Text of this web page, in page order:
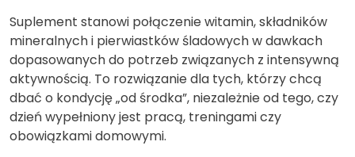
Suplement stanowi połączenie witamin, składników
mineralnych i pierwiastków śladowych w dawkach
dopasowanych do potrzeb związanych z intensywną
aktywnością. To rozwiązanie dla tych, którzy chcą
dbać o kondycję „od środka”, niezależnie od tego, czy
dzień wypełniony jest pracą, treningami czy
obowiązkami domowymi.